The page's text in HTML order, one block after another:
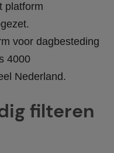
platform
voor dagbesteding
4000
Nederland.
filteren